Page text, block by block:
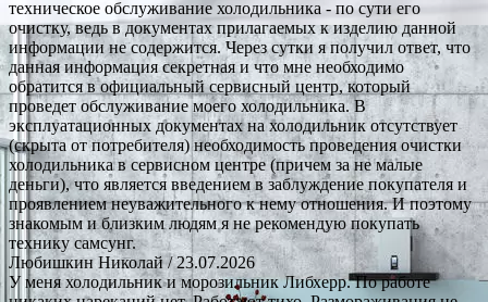
техническое обслуживание холодильника - по сути его
очистку, ведь в документах прилагаемых к изделию данной
информации не содержится. Через сутки я получил ответ, что
данная информация секретная и что мне необходимо
обратится в официальный сервисный центр, который
проведет обслуживание моего холодильника. В
эксплуатационных документах на холодильник отсутствует
(скрыта от потребителя) необходимость проведения очистки
холодильника в сервисном центре (причем за не малые
деньги), что является введением в заблуждение покупателя и
проявлением неуважительного к нему отношения. И поэтому
знакомым и близким людям я не рекомендую покупать
технику самсунг.
Любишкин Николай/ 23.07.2026
У меня холодильник и морозильник Либхерр. По работе